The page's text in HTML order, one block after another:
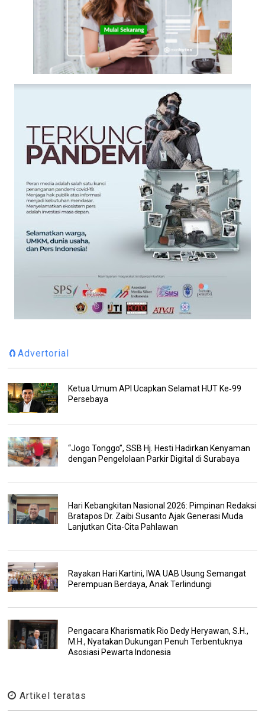
🧲Advertorial
Ketua Umum API Ucapkan Selamat HUT Ke‑99
Persebaya
“Jogo Tonggo”, SSB Hj. Hesti Hadirkan Kenyaman
dengan Pengelolaan Parkir Digital di Surabaya
Hari Kebangkitan Nasional 2026: Pimpinan Redaksi
Bratapos Dr. Zaibi Susanto Ajak Generasi Muda
Lanjutkan Cita-Cita Pahlawan
Rayakan Hari Kartini, IWA UAB Usung Semangat
Perempuan Berdaya, Anak Terlindungi
Pengacara Kharismatik Rio Dedy Heryawan, S.H.,
M.H., Nyatakan Dukungan Penuh Terbentuknya
Asosiasi Pewarta Indonesia
Artikel teratas